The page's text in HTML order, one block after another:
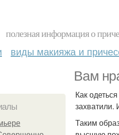
полезная информация о
виды макияжа и
Вам
Как
захватили.
Таким